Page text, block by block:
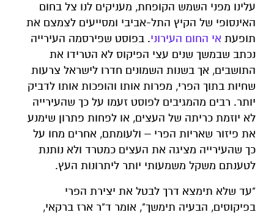
עלינו מפני השמש הקופחת, מעניקים לנו צל בחום
האינסופי של הקיץ התל-אביבי ומסייעים לצמצם את
תופעת אי החום העירוני. בפוסט שפירסמה העירייה
נכתב שבמשך שנים עצי הפיקוס לא הטרידו את
התושבים, אך בשנות השמונים חדרו לישראל צרעות
שחיות בתוך הפרי, מפרות אותו והופכות אותו לדביק
יותר. רבים מהמגיבים לפוסט זעמו על כך שהעירייה
לא יוזמת כריתה של העצים, או לפחות פתרון שימנע
את פיזור שאריות הפרי – ולעומתם, אחרים מחו על
כך שהעירייה מציגה את העצים כמטרד ולא נותנת
לטענתם משקל משמעותי יותר ליתרונות העץ.
"עד שלא תימצא דרך לבטל את יצירת הפרי
בפיקוסים, הבעיה תימשך", אומר ד"ר ארז ברקאי,